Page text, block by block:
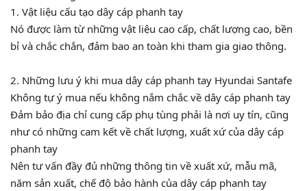
1. Vật liệu cấu tạo dây cáp phanh tay
Nó được làm từ những vật liệu cao cấp, chất lượng cao, bền
bỉ và chắc chắn, đảm bao an toàn khi tham gia giao thông.
2. Những lưu ý khi mua dây cáp phanh tay Hyundai Santafe
Không tự ý mua nếu không nắm chắc về dây cáp phanh tay
Đảm bảo địa chỉ cung cấp phụ tùng phải là nơi uy tín, cũng
như có những cam kết về chất lượng, xuất xứ của dây cáp
phanh tay
Nên tư vấn đầy đủ những thông tin về xuất xứ, mẫu mã,
năm sản xuất, chế độ bảo hành của dây cáp phanh tay